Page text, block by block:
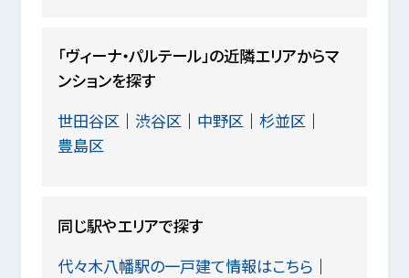
「ヴィーナ・パルテール」の近隣エリアからマ
ンションを探す
世田谷区
渋谷区 中野区
杉並区
豊島区
同じ駅やエリアで探す
代々木八幡駅の一戸建て情報はこちら